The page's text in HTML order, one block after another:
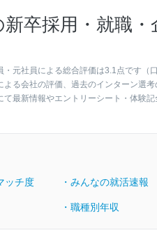
卒採用・就職・
・元社員による総合評価は3.1点です
よる会社の評価、過去のインターン選
最新情報やエントリーシート・体験
ッチ度 ・みんなの就活速報
・職種別年収